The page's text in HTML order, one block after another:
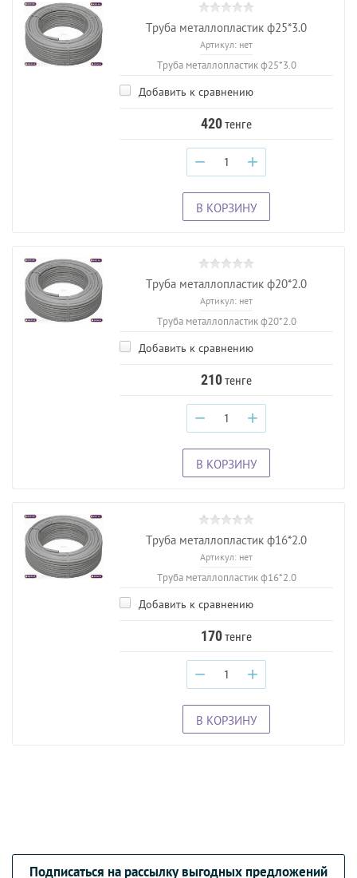
Труба металлопластик ф25*3.0
Артикул: нет
Труба металлопластик ф25*3.0
Добавить к сравнению
420тенге
− +
В КОРЗИНУ
Труба металлопластик ф20*2.0
Артикул: нет
Труба металлопластик ф20*2.0
Добавить к сравнению
210тенге
− +
В КОРЗИНУ
Труба металлопластик ф16*2.0
Артикул: нет
Труба металлопластик ф16*2.0
Добавить к сравнению
170тенге
− +
В КОРЗИНУ
Подписаться на рассылку выгодных предложений